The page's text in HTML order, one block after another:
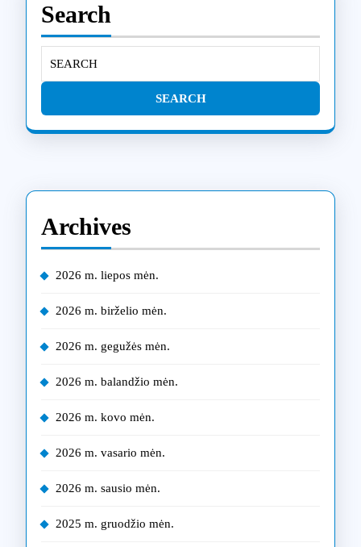
Search
for:
Archives
2026 m. liepos mėn.
2026 m. birželio mėn.
2026 m. gegužės mėn.
2026 m. balandžio mėn.
2026 m. kovo mėn.
2026 m. vasario mėn.
2026 m. sausio mėn.
2025 m. gruodžio mėn.